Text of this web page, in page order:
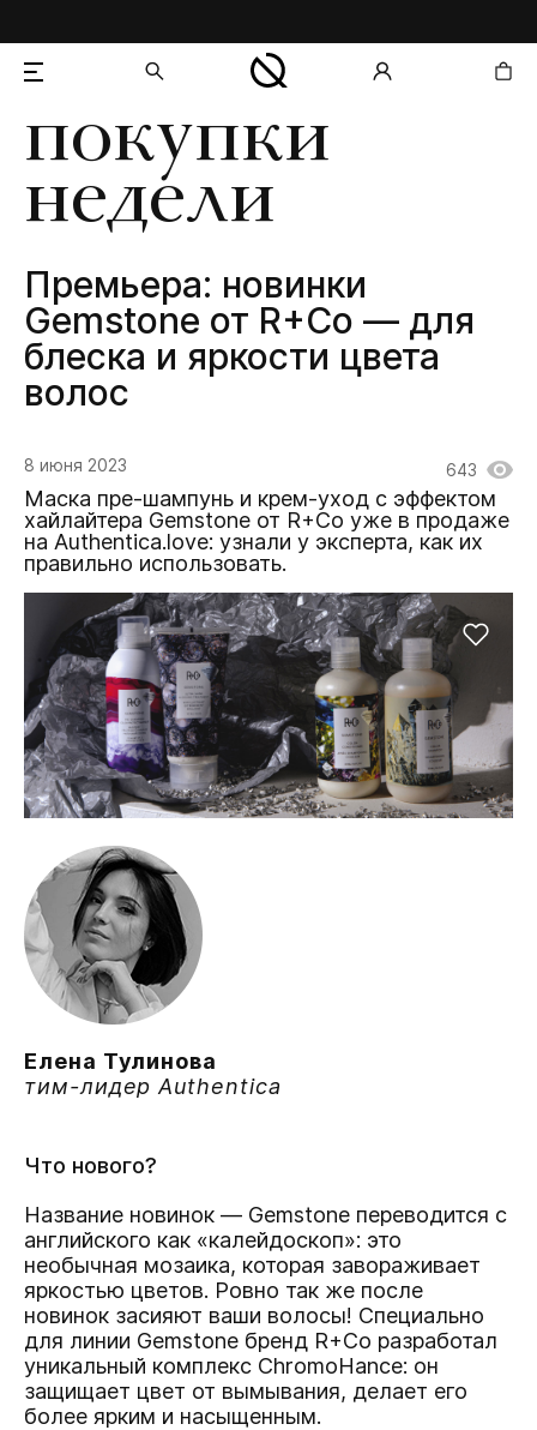
добавлен в корзину
покупки
недели
Премьера: новинки
Gemstone от R+Co — для
блеска и яркости цвета
волос
8 июня 2023 643
Маска пре-шампунь и крем-уход с эффектом
хайлайтера Gemstone от R+Co уже в продаже
на Authentica.love: узнали у эксперта, как их
правильно использовать.
Елена Тулинова
тим-лидер Authentica
Что нового?
Название новинок — Gemstone переводится с
английского как «калейдоскоп»: это
необычная мозаика, которая завораживает
яркостью цветов. Ровно так же после
новинок засияют ваши волосы! Специально
для линии Gemstone бренд R+Co разработал
уникальный комплекс ChromoHance: он
защищает цвет от вымывания, делает его
более ярким и насыщенным.